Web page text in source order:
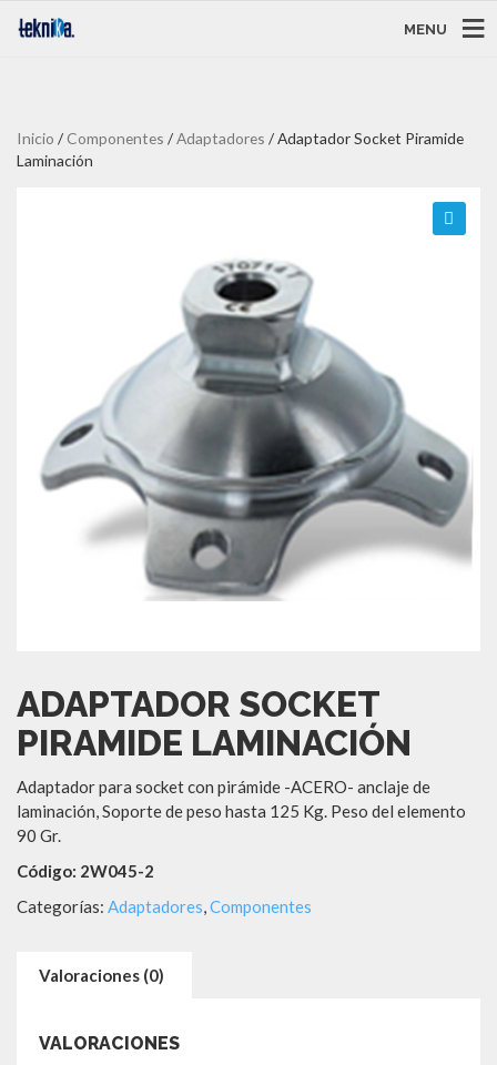
MENU
Inicio / Componentes /Adaptadores / Adaptador Socket Piramide
Laminación
ADAPTADOR SOCKET
PIRAMIDE LAMINACIÓN
Adaptador para socket con pirámide -ACERO- anclaje de
laminación, Soporte de peso hasta 125 Kg. Peso del elemento
90 Gr.
Código: 2W045-2
Categorías: Adaptadores,Componentes
Valoraciones (0)
VALORACIONES